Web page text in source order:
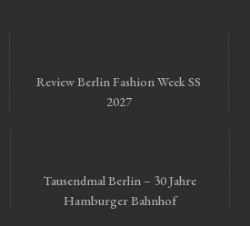
Review Berlin Fashion Week SS
2027
Tausendmal Berlin – 30 Jahre
Hamburger Bahnhof